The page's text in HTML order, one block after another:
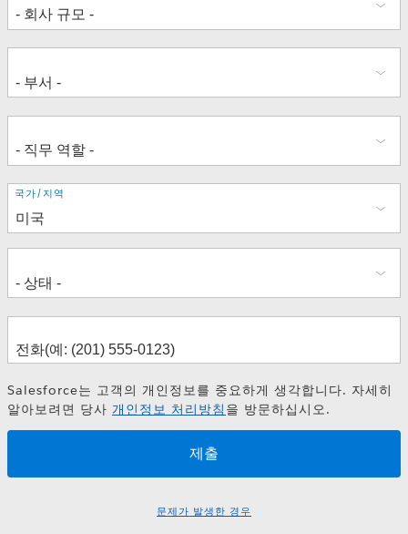
주
소
국가/지역
Salesforce는 고객의 개인정보를 중요하게 생각합니다. 자세히
알아보려면 당사 개인정보 처리방침 을 방문하십시오.
문제가 발생한 경우